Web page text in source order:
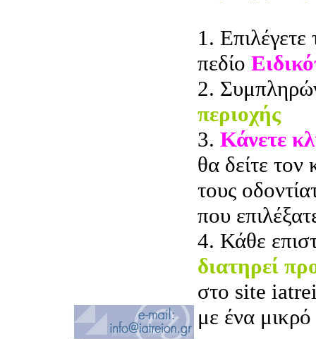
1. Επιλέγετε
πεδίο
2.
περιοχής
3. Κάνετε
θα δείτε
τους
που
4. Κάθε
διατηρεί
στο site
με ένα